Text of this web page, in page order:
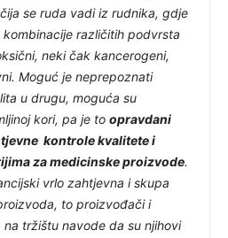
se ruda vadi iz rudnika, gdje
različitih podvrsta
neki čak kancerogeni,
Moguć je neprepoznati
u drugu, moguća su
kori, pa je to opravdani
kontrole kvalitete i
za medicinske proizvode.
vrlo zahtjevna i skupa
to proizvođači i
tržištu navode da su njihovi